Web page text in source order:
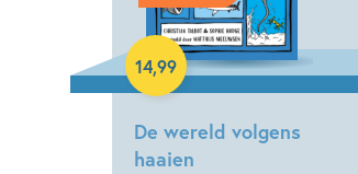
De wereld volgens
haaien
14,99